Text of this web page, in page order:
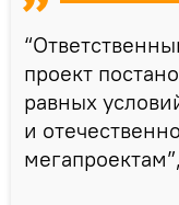
проект
равных
и